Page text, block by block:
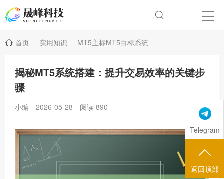
首页 实用知识 MT5主标MT5白标系统
揭秘MT5系统搭建：提升交易效率的关键步
骤
小编 2026-05-28 阅读 890
Telegram
返回顶部